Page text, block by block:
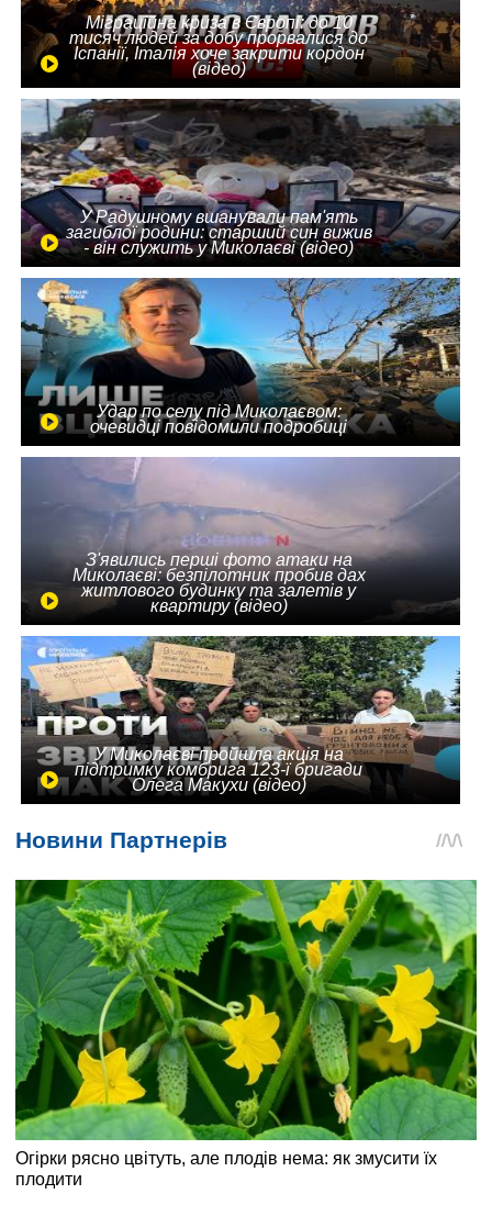
Міграційна криза в Європі: до 10
тисяч людей за добу прорвалися до
Іспанії, Італія хоче закрити кордон
(відео)
У Радушному вшанували пам'ять
загиблої родини: старший син вижив
- він служить у Миколаєві (відео)
Удар по селу під Миколаєвом:
очевидці повідомили подробиці
З'явились перші фото атаки на
Миколаєві: безпілотник пробив дах
житлового будинку та залетів у
квартиру (відео)
У Миколаєві пройшла акція на
підтримку комбрига 123-ї бригади
Олега Макухи (відео)